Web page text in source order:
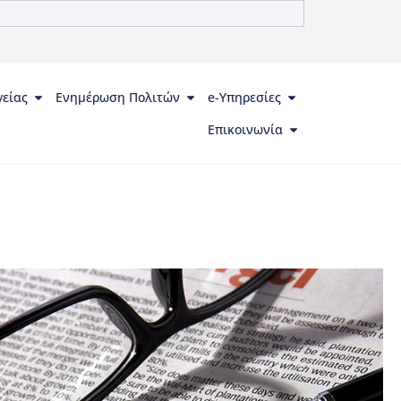
Ενημέρωση Πολιτών
e-Υπηρεσίες
Επικοινωνία